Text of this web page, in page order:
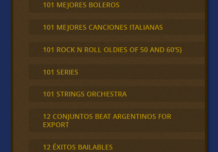
101 MEJORES BOLEROS
101 MEJORES CANCIONES ITALIANAS
101 ROCK N ROLL OLDIES OF 50 AND 60'S}
101 SERIES
101 STRINGS ORCHESTRA
12 CONJUNTOS BEAT ARGENTINOS FOR
EXPORT
12 ÉXITOS BAILABLES